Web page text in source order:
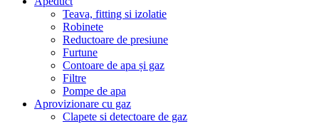
Teava, fitting si izolatie
Robinete
Reductoare de presiune
Furtune
Contoare de apa și gaz
Filtre
Pompe de apa
Aprovizionare cu gaz
Clapete si detectoare de gaz